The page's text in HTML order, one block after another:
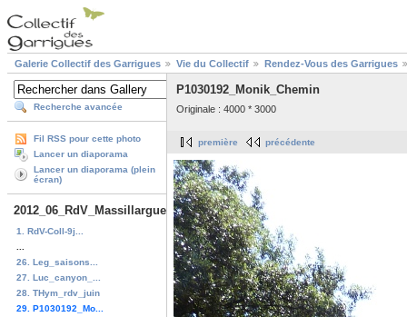
Galerie Collectif des Garrigues Vie du Collectif Rendez-Vous des Garrigues
Recherche avancée
Fil RSS pour cette photo
Lancer un diaporama
Lancer un diaporama (plein
écran)
2012_06_RdV_Massillargues
1. RdV-Coll-9j...
26. Leg_saisons...
27. Luc_canyon_...
28. THym_rdv_juin
29. P1030192_Mo...
P1030192_Monik_Chemin
Originale : 4000 * 3000
première précédente